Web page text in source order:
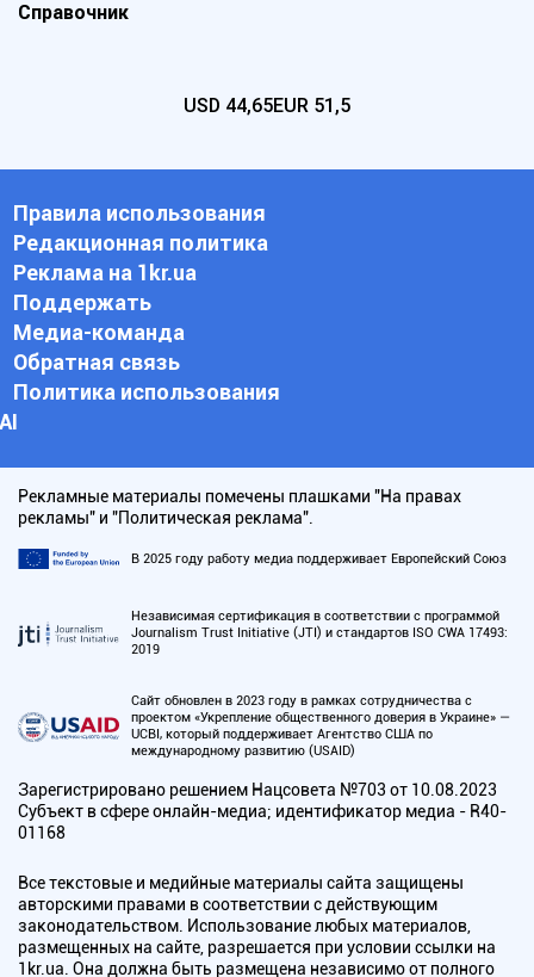
Справочник
USD 44,65EUR 51,5
Правила использования
Редакционная политика
Реклама на 1kr.ua
Поддержать
Медиа-команда
Обратная связь
Политика использования
АI
Рекламные материалы помечены плашками "На правах
рекламы" и "Политическая реклама".
В 2025 году работу медиа поддерживает Европейский Союз
Независимая сертификация в соответствии с программой
Journalism Trust Initiative (JTI) и стандартов ISO CWA 17493:
2019
Сайт обновлен в 2023 году в рамках сотрудничества с
проектом «Укрепление общественного доверия в Украине» —
UCBI, который поддерживает Агентство США по
международному развитию (USAID)
Зарегистрировано решением Нацсовета №703 от 10.08.2023
Субъект в сфере онлайн-медиа; идентификатор медиа - R40-
01168
Все текстовые и медийные материалы сайта защищены
авторскими правами в соответствии с действующим
законодательством. Использование любых материалов,
размещенных на сайте, разрешается при условии ссылки на
1kr.ua. Она должна быть размещена независимо от полного